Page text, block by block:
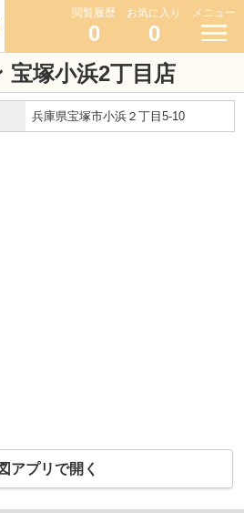
閲覧履歴
0
お気に入り
0
メニュー
塚小浜2丁目店
兵庫県宝塚市小浜２丁目5-10
アプリで開く